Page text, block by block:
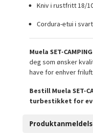
Kniv i rustfritt 18/
Cordura-etui i
Muela SET-CAMPING
deg som ønsker
have for enhver
Bestill Muela SET-
turbestikket for